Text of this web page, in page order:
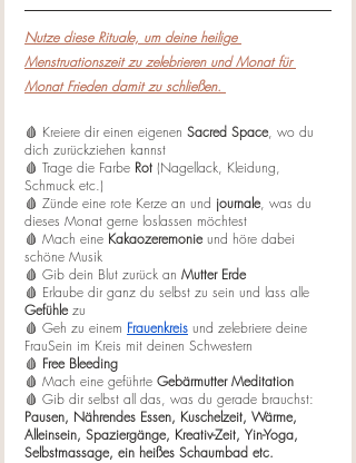
Nutze diese Rituale, um deine heilige
Menstruationszeit zu zelebrieren und Monat für
Monat Frieden damit zu schließen.
🩸 Kreiere dir einen eigenen Sacred Space, wo du
dich zurückziehen kannst
🩸 Trage die Farbe Rot (Nagellack, Kleidung,
Schmuck etc.)
🩸 Zünde eine rote Kerze an und journale, was du
dieses Monat gerne loslassen möchtest
🩸 Mach eine Kakaozeremonie und höre dabei
schöne Musik
🩸 Gib dein Blut zurück an Mutter Erde
🩸 Erlaube dir ganz du selbst zu sein und lass alle
Gefühle zu
🩸 Geh zu einem Frauenkreis und zelebriere deine
FrauSein im Kreis mit deinen Schwestern
🩸 Free Bleeding
🩸 Mach eine geführte Gebärmutter Meditation
🩸 Gib dir selbst all das, was du gerade brauchst:
Pausen, Nährendes Essen, Kuschelzeit, Wärme,
Alleinsein, Spaziergänge, Kreativ-Zeit, Yin-Yoga,
Selbstmassage, ein heißes Schaumbad etc.